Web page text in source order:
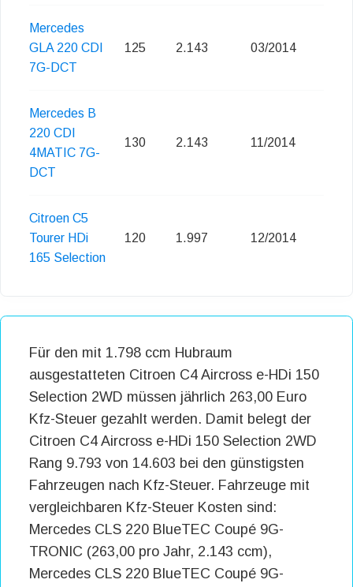
Mercedes
GLA 220 CDI
7G-DCT
125 2.143 03/2014
Mercedes B
220 CDI
4MATIC 7G-
DCT
130 2.143 11/2014
Citroen C5
Tourer HDi
165 Selection
120 1.997 12/2014
Für den mit 1.798 ccm Hubraum
ausgestatteten Citroen C4 Aircross e-HDi 150
Selection 2WD müssen jährlich 263,00 Euro
Kfz-Steuer gezahlt werden. Damit belegt der
Citroen C4 Aircross e-HDi 150 Selection 2WD
Rang 9.793 von 14.603 bei den günstigsten
Fahrzeugen nach Kfz-Steuer. Fahrzeuge mit
vergleichbaren Kfz-Steuer Kosten sind:
Mercedes CLS 220 BlueTEC Coupé 9G-
TRONIC (263,00 pro Jahr, 2.143 ccm),
Mercedes CLS 220 BlueTEC Coupé 9G-